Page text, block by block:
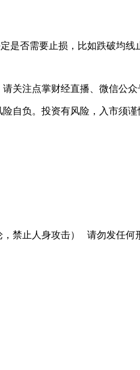
是否需要止损，比如跌破均线
关注点掌财经直播、微信公众
自负。投资有风险，入市须谨
禁止人身攻击） 请勿发任何